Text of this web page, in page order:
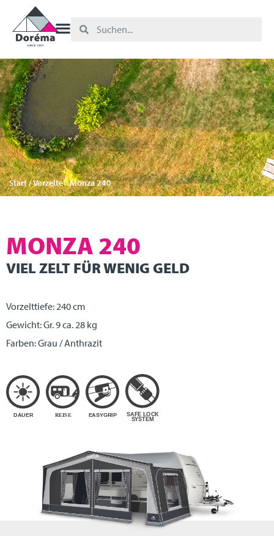
Start/Vorzelte/ Monza 240
MONZA 240
VIEL ZELT FÜR WENIG GELD
Vorzelttiefe: 240 cm
Gewicht: Gr. 9 ca. 28 kg
Farben: Grau / Anthrazit